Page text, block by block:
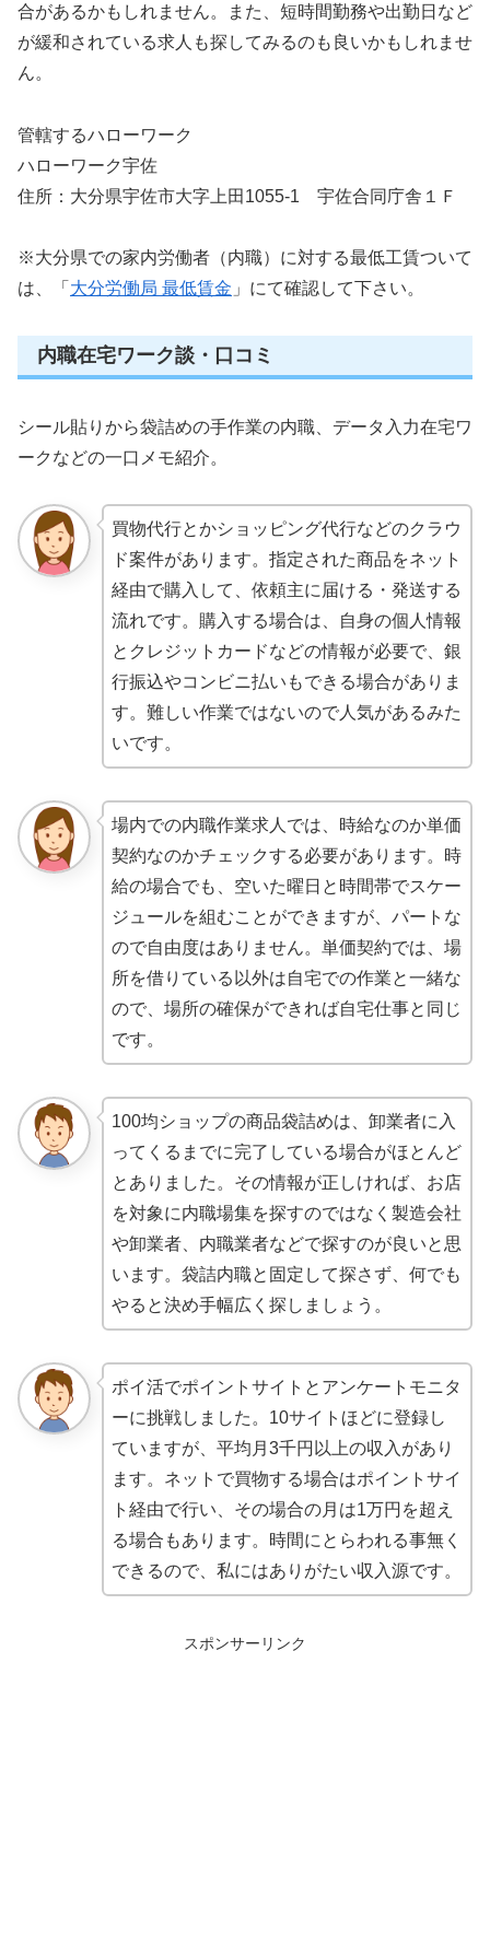
合があるかもしれません。また、短時間勤務や出勤日など
が緩和されている求人も探してみるのも良いかもしれませ
ん。
管轄するハローワーク
ハローワーク宇佐
住所：大分県宇佐市大字上田1055-1 宇佐合同庁舎１Ｆ
※大分県での家内労働者（内職）に対する最低工賃ついて
は、「 大分労働局 最低賃金 」にて確認して下さい。
内職在宅ワーク談・口コミ
シール貼りから袋詰めの手作業の内職、データ入力在宅ワ
ークなどの一口メモ紹介。
買物代行とかショッピング代行などのクラウ
ド案件があります。指定された商品をネット
経由で購入して、依頼主に届ける・発送する
流れです。購入する場合は、自身の個人情報
とクレジットカードなどの情報が必要で、銀
行振込やコンビニ払いもできる場合がありま
す。難しい作業ではないので人気があるみた
いです。
場内での内職作業求人では、時給なのか単価
契約なのかチェックする必要があります。時
給の場合でも、空いた曜日と時間帯でスケー
ジュールを組むことができますが、パートな
ので自由度はありません。単価契約では、場
所を借りている以外は自宅での作業と一緒な
ので、場所の確保ができれば自宅仕事と同じ
です。
100均ショップの商品袋詰めは、卸業者に入
ってくるまでに完了している場合がほとんど
とありました。その情報が正しければ、お店
を対象に内職場集を探すのではなく製造会社
や卸業者、内職業者などで探すのが良いと思
います。袋詰内職と固定して探さず、何でも
やると決め手幅広く探しましょう。
ポイ活でポイントサイトとアンケートモニタ
ーに挑戦しました。10サイトほどに登録し
ていますが、平均月3千円以上の収入があり
ます。ネットで買物する場合はポイントサイ
ト経由で行い、その場合の月は1万円を超え
る場合もあります。時間にとらわれる事無く
できるので、私にはありがたい収入源です。
スポンサーリンク